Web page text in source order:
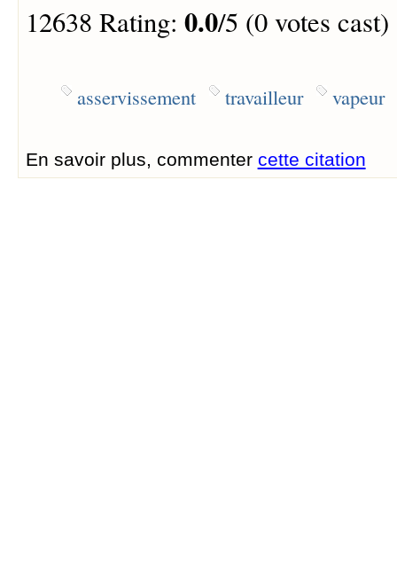
12638 Rating: 0.0/5 (0 votes cast)
asservissement travailleur vapeur
En savoir plus, commenter cette citation